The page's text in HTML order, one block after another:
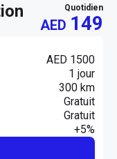
quotidien
AED 149
AED 1500
1 jour
300 km
Gratuit
Gratuit
+5%